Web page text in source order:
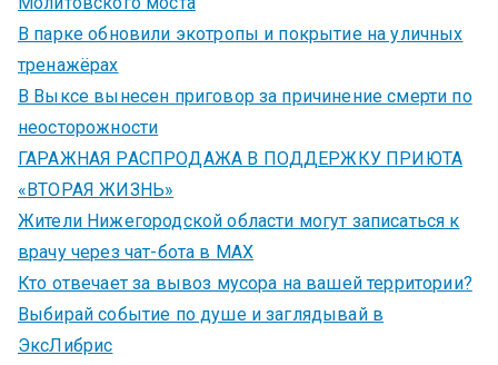
В парке обновили экотропы и покрытие на уличных
тренажёрах
В Выксе вынесен приговор за причинение смерти по
неосторожности
ГАРАЖНАЯ РАСПРОДАЖА В ПОДДЕРЖКУ ПРИЮТА
«ВТОРАЯ ЖИЗНЬ»
Жители Нижегородской области могут записаться к
врачу через чат-бота в MAX
Кто отвечает за вывоз мусора на вашей территории?
Выбирай событие по душе и заглядывай в
ЭксЛибрис